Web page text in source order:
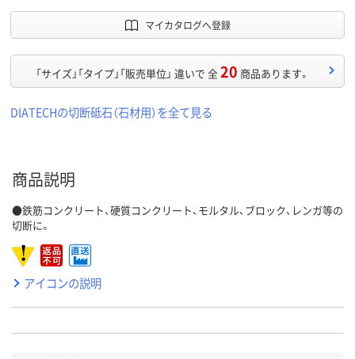
マイカタログへ登録
「サイズ」「タイプ」「販売単位」 違いで 全20 商品あります。
DIATECHの切断砥石（石材用）を全て見る
商品説明
●鉄筋コンクリート、硬質コンクリート、モルタル、ブロック、レンガ等の
切断に。
アイコンの説明